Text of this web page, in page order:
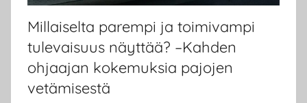
Millaiselta parempi ja toimivampi
tulevaisuus näyttää? –Kahden
ohjaajan kokemuksia pajojen
vetämisestä